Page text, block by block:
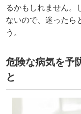
るかもしれません。
ないので、迷ったら
う。
危険な病気を予
と